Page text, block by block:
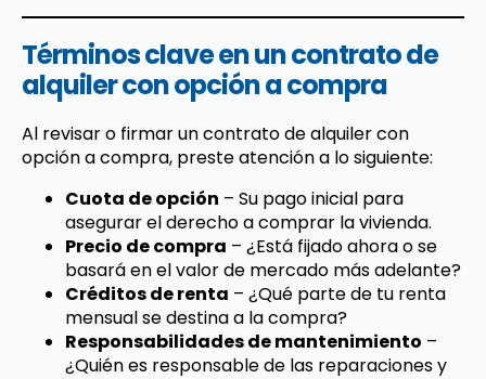
Términos clave en un contrato de
alquiler con opción a compra
Al revisar o firmar un contrato de alquiler con
opción a compra, preste atención a lo siguiente:
Cuota de opción – Su pago inicial para
asegurar el derecho a comprar la vivienda.
Precio de compra – ¿Está fijado ahora o se
basará en el valor de mercado más adelante?
Créditos de renta – ¿Qué parte de tu renta
mensual se destina a la compra?
Responsabilidades de mantenimiento –
¿Quién es responsable de las reparaciones y